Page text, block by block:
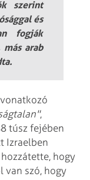
szerint
és
fogják
arab
,
túsz fejében
Izraelben
hogy
van szó, hogy